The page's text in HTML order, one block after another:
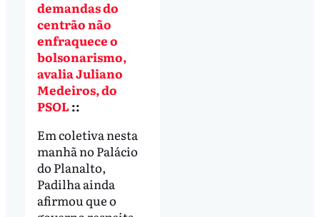
demandas do
centrão não
enfraquece o
bolsonarismo,
avalia Juliano
Medeiros, do
PSOL::
Em coletiva nesta
manhã no Palácio
do Planalto,
Padilha ainda
afirmou que o